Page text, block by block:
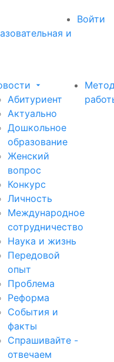
Войти
и
Абитуриент
Актуально
Дошкольное
образование
Женский
вопрос
Конкурс
Личность
Международное
сотрудничество
Наука и жизнь
Передовой
опыт
Проблема
Реформа
События и
факты
Спрашивайте -
отвечаем